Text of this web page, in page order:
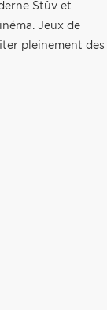
Stûv et
Jeux de
pleinement des